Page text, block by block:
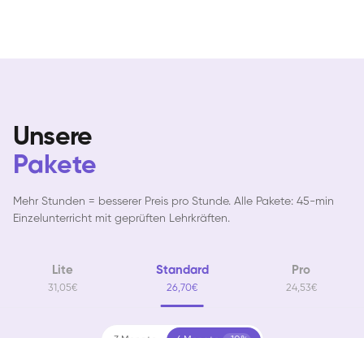
Unsere
Pakete
Mehr Stunden = besserer Preis pro Stunde. Alle Pakete: 45-min
Einzelunterricht mit geprüften Lehrkräften.
Lite
31,05€
Standard
26,70€
Pro
24,53€